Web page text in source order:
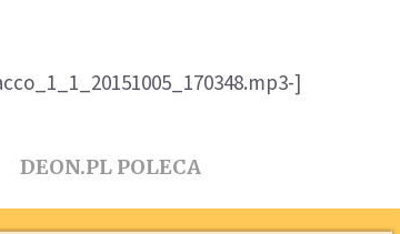
]
DEON.PL POLECA